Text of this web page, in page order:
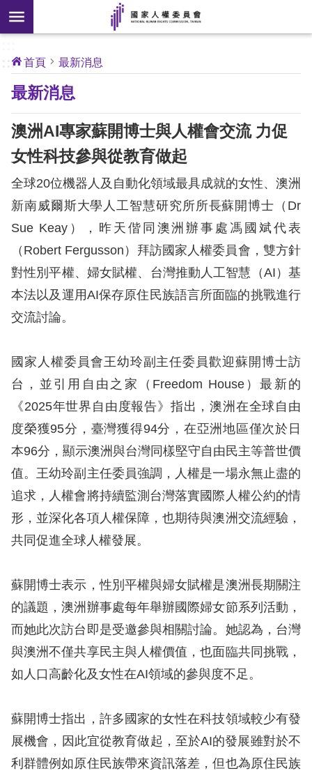
前往主要內容區塊
搜
尋
開
新
]
核
心
人
權
公
約
關
於
本
會
新
消
息
人
權
業
務
核
人
權
公
約
情
申
訴
人
料
庫
:::
首頁 最新消息
最新消息
澳洲AI專家蘇開博士與人權會交流 力促
女性科技參與從教育做起
全球20位機器人及自動化領域最具成就的女性、澳洲
新南威爾斯大學人工智慧研究所所長蘇開博士（Dr
Sue Keay），昨天偕同澳洲辦事處馮國斌代表
（Robert Fergusson）拜訪國家人權委員會，雙方針
對性別平權、婦女賦權、台灣推動人工智慧（AI）基
本法以及運用AI保存原住民族語言所面臨的挑戰進行
交流討論。
國家人權委員會王幼玲副主任委員歡迎蘇開博士訪
台，並引用自由之家（Freedom House）最新的
《2025年世界自由度報告》指出，澳洲在全球自由
度榮獲95分，臺灣獲得94分，在亞洲地區僅次於日
本96分，顯示澳洲與台灣同樣堅守自由民主等普世價
值。王幼玲副主任委員強調，人權是一場永無止盡的
追求，人權會將持續監測台灣落實國際人權公約的情
形，並深化各項人權保障，也期待與澳洲交流經驗，
共同促進全球人權發展。
蘇開博士表示，性別平權與婦女賦權是澳洲長期關注
的議題，澳洲辦事處每年舉辦國際婦女節系列活動，
而她此次訪台即是受邀參與相關討論。她認為，台灣
與澳洲不僅共享民主與人權價值，也面臨共同挑戰，
如人口高齡化及女性在AI領域的參與度不足。
蘇開博士指出，許多國家的女性在科技領域較少有發
展機會，因此宜從教育做起，至於AI的發展雖對於不
利群體例如原住民族帶來資訊落差，但也為原住民族